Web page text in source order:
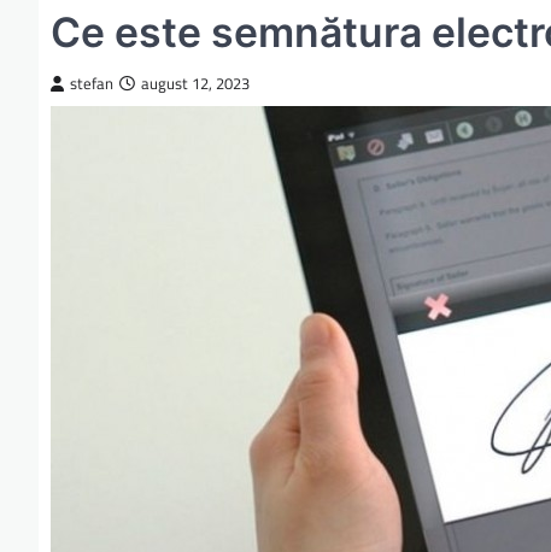
Ce este semnătura
stefan august 12, 2023